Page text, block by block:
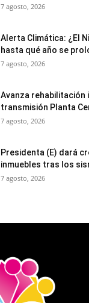
7 agosto, 2026
Alerta Climática: ¿El
hasta qué año se
7 agosto, 2026
Avanza rehabilitación
transmisión Planta
7 agosto, 2026
Presidenta (E) dará
inmuebles tras los
7 agosto, 2026